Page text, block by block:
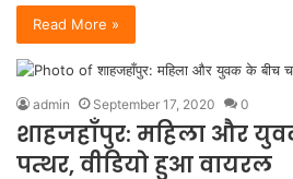
Read More »
admin September 17, 2020 0
शाहजहाँपुर: महिला और
पत्थर, वीडियो हुआ वायरल